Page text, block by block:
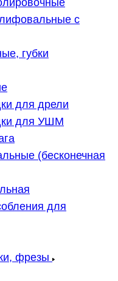
с
губки
для дрели
для УШМ
(бесконечная
для
фрезы